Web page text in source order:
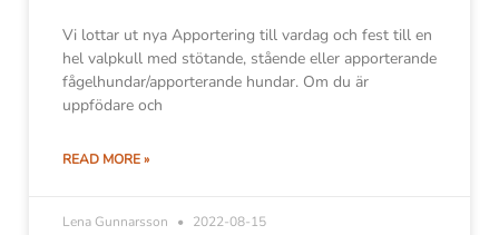
Vi lottar ut nya Apportering till vardag och fest till en
hel valpkull med stötande, stående eller apporterande
fågelhundar/apporterande hundar. Om du är
uppfödare och
READ MORE »
Lena Gunnarsson 2022-08-15